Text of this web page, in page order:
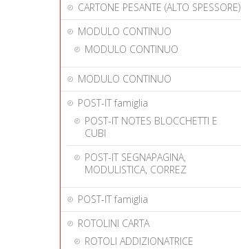
CARTONE PESANTE (ALTO SPESSORE)
MODULO CONTINUO
MODULO CONTINUO
MODULO CONTINUO
POST-IT famiglia
POST-IT NOTES BLOCCHETTI E
CUBI
POST-IT SEGNAPAGINA,
MODULISTICA, CORREZ
POST-IT famiglia
ROTOLINI CARTA
ROTOLI ADDIZIONATRICE